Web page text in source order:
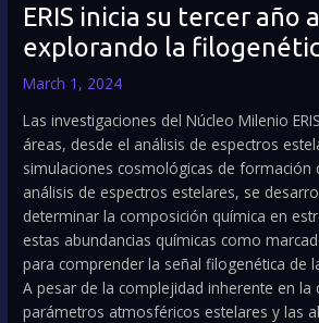
ERIS inicia su tercer año
explorando la
March 1, 2024
Las investigaciones del Núcleo Milenio
áreas, desde el análisis de espectros
simulaciones cosmológicas de formación
análisis de espectros estelares, se
determinar la composición química en
estas abundancias químicas como
para comprender la señal filogenética de
A pesar de la complejidad inherente en la
parámetros atmosféricos estelares y las